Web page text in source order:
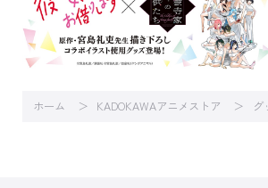
ホーム KADOKAWAアニメストア グ